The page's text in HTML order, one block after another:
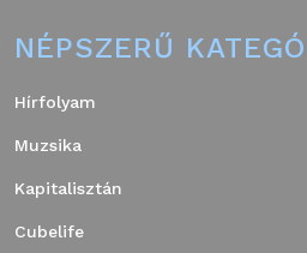
NÉPSZERŰ
Hírfolyam
Muzsika
Kapitalisztán
Cubelife